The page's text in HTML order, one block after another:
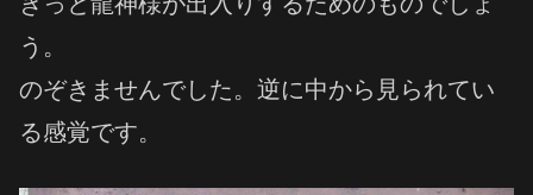
う。
のぞきませんでした。逆に中から見られてい
る感覚です。